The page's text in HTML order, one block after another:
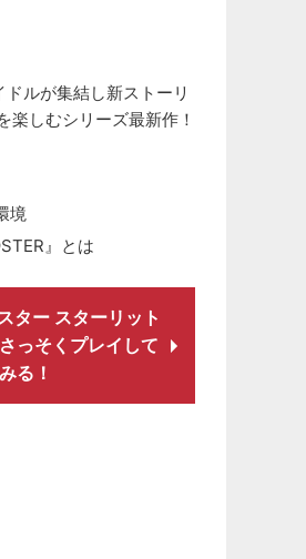
ルが集結し新ストーリ
楽しむシリーズ最新作！
境
』とは
ター スターリット
っそくプレイして
みる！